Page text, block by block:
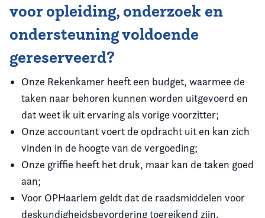
voor opleiding, onderzoek en
ondersteuning voldoende
gereserveerd?
Onze Rekenkamer heeft een budget, waarmee de
taken naar behoren kunnen worden uitgevoerd en
dat weet ik uit ervaring als vorige voorzitter;
Onze accountant voert de opdracht uit en kan zich
vinden in de hoogte van de vergoeding;
Onze griffie heeft het druk, maar kan de taken goed
aan;
Voor OPHaarlem geldt dat de raadsmiddelen voor
deskundigheidsbevordering toereikend zijn.